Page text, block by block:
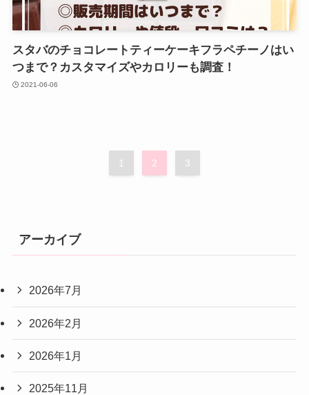
スタバのチョコレートティーケーキフラペチーノはい
つまで？カスタマイズやカロリーも調査！
2021-06-06
1 2 3
アーカイブ
2026年7月
2026年2月
2026年1月
2025年11月